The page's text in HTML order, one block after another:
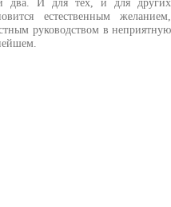
естественным желанием,
руководством в неприятную